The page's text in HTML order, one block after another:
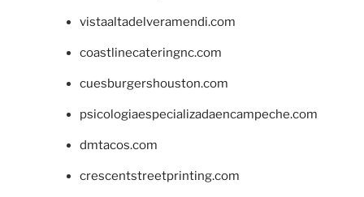
vistaaltadelveramendi.com
coastlinecateringnc.com
cuesburgershouston.com
psicologiaespecializadaencampeche.com
dmtacos.com
crescentstreetprinting.com